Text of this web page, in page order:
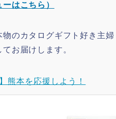
はこちら）
のカタログギフト好き主婦
お届けします。
熊本を応援しよう！